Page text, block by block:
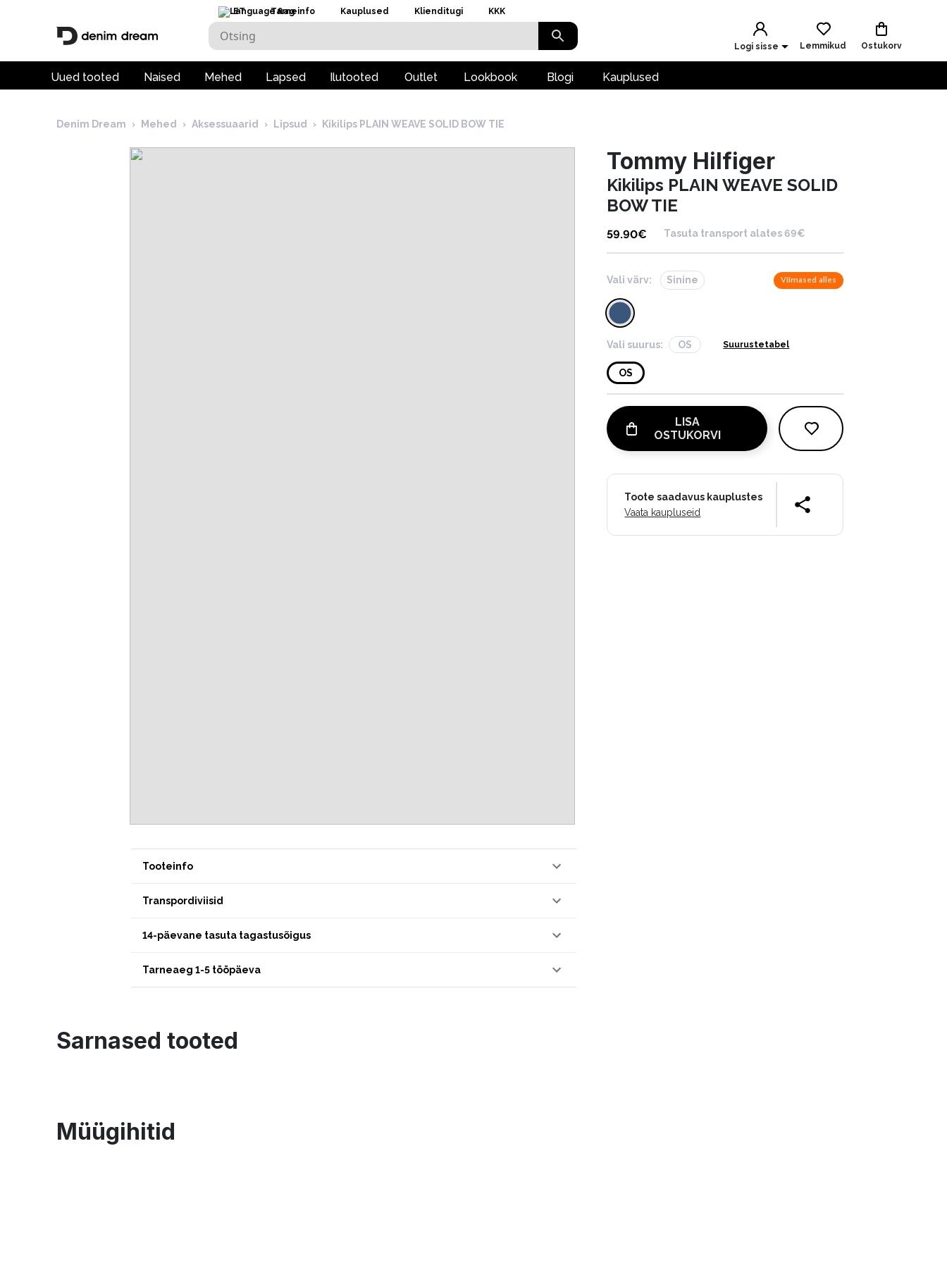
ET Tarneinfo Kauplused Klienditugi KKK
Logi sisse Lemmikud Ostukorv
Uued tooted Naised Mehed Lapsed Ilutooted Outlet Lookbook Blogi Kauplused
Denim Dream › Mehed › Aksessuaarid › Lipsud › Kikilips PLAIN WEAVE SOLID BOW TIE
Tooteinfo
Transpordiviisid
14-päevane tasuta tagastusõigus
Tarneaeg 1-5 tööpäeva
Tommy Hilfiger
Kikilips PLAIN WEAVE SOLID
BOW TIE
59.90€ Tasuta transport alates 69€
Vali värv: Sinine Viimased alles
Vali suurus: OS Suurustetabel
OS
LISA
OSTUKORVI
Toote saadavus kauplustes
Vaata kaupluseid
Sarnased tooted
Müügihitid